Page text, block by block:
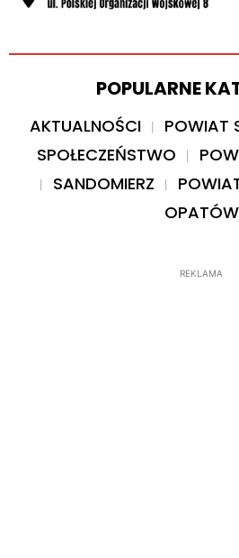
POPULARNE
AKTUALNOŚCI
POWIAT
SPOŁECZEŃSTWO
SANDOMIERZ
OPATÓW
REKLAMA